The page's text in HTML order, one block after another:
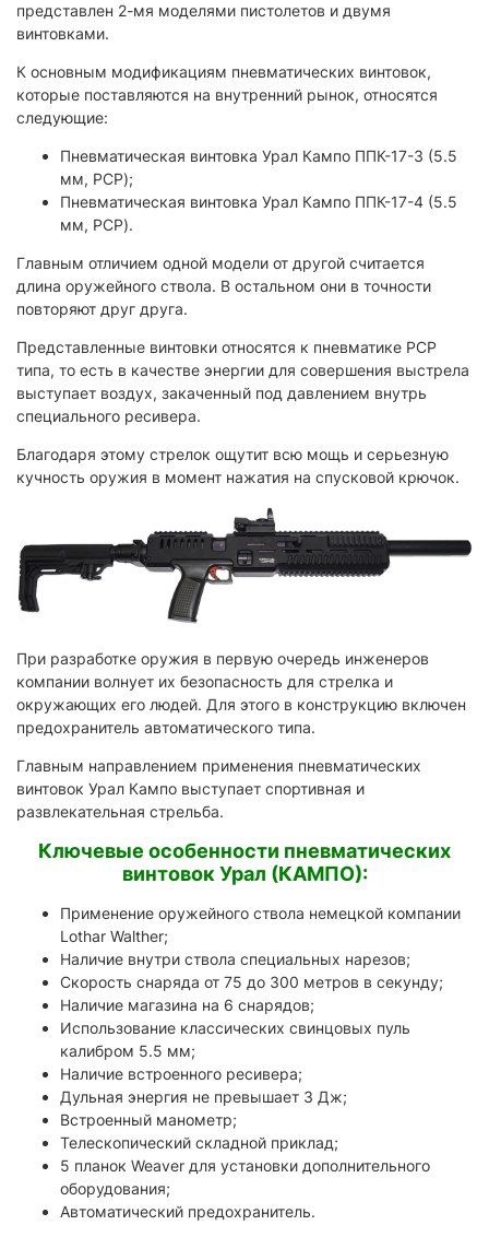
представлен 2-мя моделями пистолетов и двумя
винтовками.
К основным модификациям пневматических винтовок,
которые поставляются на внутренний рынок, относятся
следующие:
Пневматическая винтовка Урал Кампо ППК-17-3 (5.5
мм, PCP);
Пневматическая винтовка Урал Кампо ППК-17-4 (5.5
мм, PCP).
Главным отличием одной модели от другой считается
длина оружейного ствола. В остальном они в точности
повторяют друг друга.
Представленные винтовки относятся к пневматике PCP
типа, то есть в качестве энергии для совершения выстрела
выступает воздух, закаченный под давлением внутрь
специального ресивера.
Благодаря этому стрелок ощутит всю мощь и серьезную
кучность оружия в момент нажатия на спусковой крючок.
При разработке оружия в первую очередь инженеров
компании волнует их безопасность для стрелка и
окружающих его людей. Для этого в конструкцию включен
предохранитель автоматического типа.
Главным направлением применения пневматических
винтовок Урал Кампо выступает спортивная и
развлекательная стрельба.
Ключевые особенности пневматических
винтовок Урал (КАМПО):
Применение оружейного ствола немецкой компании
Lothar Walther;
Наличие внутри ствола специальных нарезов;
Скорость снаряда от 75 до 300 метров в секунду;
Наличие магазина на 6 снарядов;
Использование классических свинцовых пуль
калибром 5.5 мм;
Наличие встроенного ресивера;
Дульная энергия не превышает 3 Дж;
Встроенный манометр;
Телескопический складной приклад;
5 планок Weaver для установки дополнительного
оборудования;
Автоматический предохранитель.